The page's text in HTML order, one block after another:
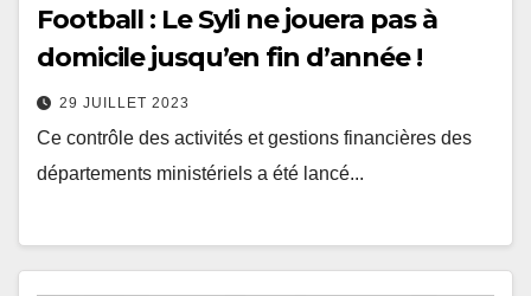
Football : Le Syli ne jouera pas à
domicile jusqu’en fin d’année !
29 JUILLET 2023
Ce contrôle des activités et gestions financières des
départements ministériels a été lancé...